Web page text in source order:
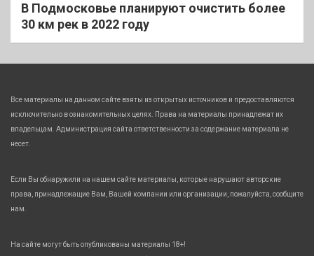
В Подмосковье планируют очистить более
30 км рек в 2022 году
Все материалы на данном сайте взяты из открытых источников и предоставляются
исключительно в ознакомительных целях. Права на материалы принадлежат их
владельцам. Администрация сайта ответственности за содержание материала не
несет.
Если Вы обнаружили на нашем сайте материалы, которые нарушают авторские
права, принадлежащие Вам, Вашей компании или организации, пожалуйста, сообщите
нам.
На сайте могут быть опубликованы материалы 18+!